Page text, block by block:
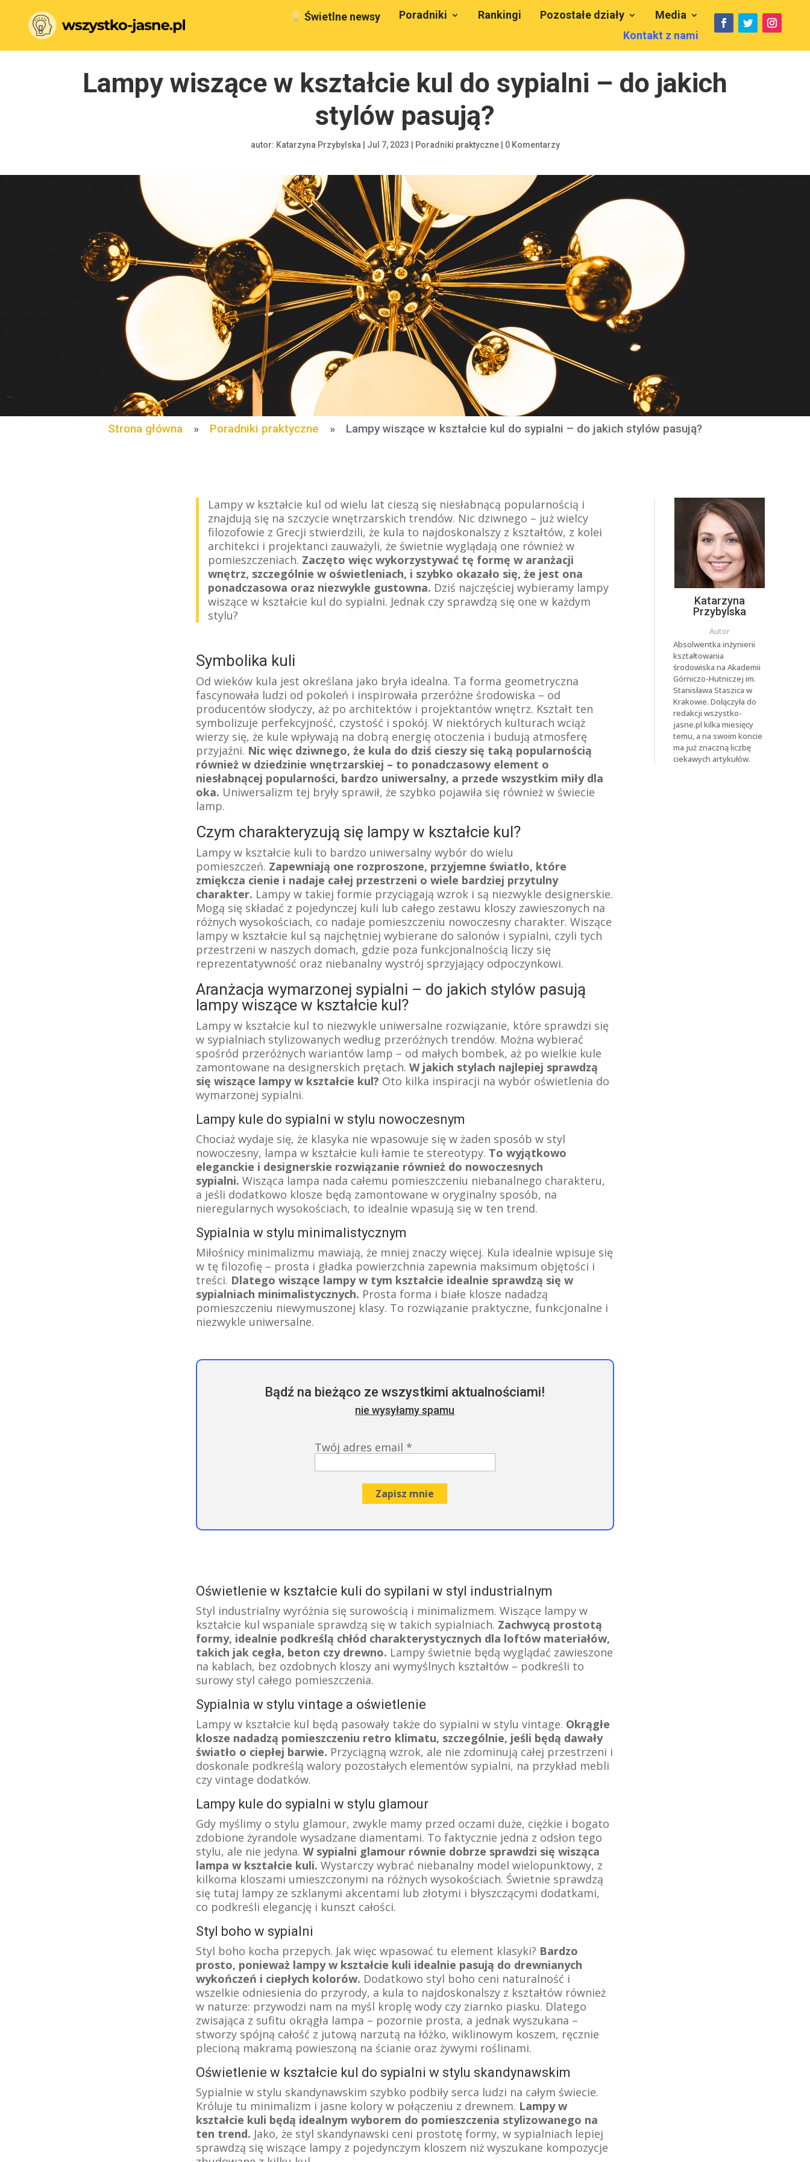
Świetlne newsy Poradniki Rankingi Pozostałe działy
Media
Kontakt z nami
Lampy wiszące w kształcie kul do sypialni – do jakich
stylów pasują?
autor: Katarzyna Przybylska Jul 7, 2023 Poradniki praktyczne| 0 Komentarzy
Strona główna » Poradniki praktyczne » Lampy wiszące w kształcie kul do sypialni – do jakich stylów pasują?
Lampy w kształcie kul od wielu lat cieszą się niesłabnącą popularnością i
znajdują się na szczycie wnętrzarskich trendów. Nic dziwnego – już wielcy
filozofowie z Grecji stwierdzili, że kula to najdoskonalszy z kształtów, z kolei
architekci i projektanci zauważyli, że świetnie wyglądają one również w
pomieszczeniach. Zaczęto więc wykorzystywać tę formę w aranżacji
wnętrz, szczególnie w oświetleniach, i szybko okazało się, że jest ona
ponadczasowa oraz niezwykle gustowna. Dziś najczęściej wybieramy lampy
wiszące w kształcie kul do sypialni. Jednak czy sprawdzą się one w każdym
stylu?
Symbolika kuli
Od wieków kula jest określana jako bryła idealna. Ta forma geometryczna
fascynowała ludzi od pokoleń i inspirowała przeróżne środowiska – od
producentów słodyczy, aż po architektów i projektantów wnętrz. Kształt ten
symbolizuje perfekcyjność, czystość i spokój. W niektórych kulturach wciąż
wierzy się, że kule wpływają na dobrą energię otoczenia i budują atmosferę
przyjaźni. Nic więc dziwnego, że kula do dziś cieszy się taką popularnością
również w dziedzinie wnętrzarskiej – to ponadczasowy element o
niesłabnącej popularności, bardzo uniwersalny, a przede wszystkim miły dla
oka. Uniwersalizm tej bryły sprawił, że szybko pojawiła się również w świecie
lamp.
Czym charakteryzują się lampy w kształcie kul?
Lampy w kształcie kuli to bardzo uniwersalny wybór do wielu
pomieszczeń. Zapewniają one rozproszone, przyjemne światło, które
zmiękcza cienie i nadaje całej przestrzeni o wiele bardziej przytulny
charakter. Lampy w takiej formie przyciągają wzrok i są niezwykle designerskie.
Mogą się składać z pojedynczej kuli lub całego zestawu kloszy zawieszonych na
różnych wysokościach, co nadaje pomieszczeniu nowoczesny charakter. Wiszące
lampy w kształcie kul są najchętniej wybierane do salonów i sypialni, czyli tych
przestrzeni w naszych domach, gdzie poza funkcjonalnością liczy się
reprezentatywność oraz niebanalny wystrój sprzyjający odpoczynkowi.
Aranżacja wymarzonej sypialni – do jakich stylów pasują
lampy wiszące w kształcie kul?
Lampy w kształcie kul to niezwykle uniwersalne rozwiązanie, które sprawdzi się
w sypialniach stylizowanych według przeróżnych trendów. Można wybierać
spośród przeróżnych wariantów lamp – od małych bombek, aż po wielkie kule
zamontowane na designerskich prętach.W jakich stylach najlepiej sprawdzą
się wiszące lampy w kształcie kul? Oto kilka inspiracji na wybór oświetlenia do
wymarzonej sypialni.
Lampy kule do sypialni w stylu nowoczesnym
Chociaż wydaje się, że klasyka nie wpasowuje się w żaden sposób w styl
nowoczesny, lampa w kształcie kuli łamie te stereotypy. To wyjątkowo
eleganckie i designerskie rozwiązanie również do nowoczesnych
sypialni. Wisząca lampa nada całemu pomieszczeniu niebanalnego charakteru,
a jeśli dodatkowo klosze będą zamontowane w oryginalny sposób, na
nieregularnych wysokościach, to idealnie wpasują się w ten trend.
Sypialnia w stylu minimalistycznym
Miłośnicy minimalizmu mawiają, że mniej znaczy więcej. Kula idealnie wpisuje się
w tę filozofię – prosta i gładka powierzchnia zapewnia maksimum objętości i
treści. Dlatego wiszące lampy w tym kształcie idealnie sprawdzą się w
sypialniach minimalistycznych. Prosta forma i białe klosze nadadzą
pomieszczeniu niewymuszonej klasy. To rozwiązanie praktyczne, funkcjonalne i
niezwykle uniwersalne.
Bądź na bieżąco ze wszystkimi aktualnościami!
nie wysyłamy spamu
Twój adres email *
Oświetlenie w kształcie kuli do sypilani w styl industrialnym
Styl industrialny wyróżnia się surowością i minimalizmem. Wiszące lampy w
kształcie kul wspaniale sprawdzą się w takich sypialniach. Zachwycą prostotą
formy, idealnie podkreślą chłód charakterystycznych dla loftów materiałów,
takich jak cegła, beton czy drewno. Lampy świetnie będą wyglądać zawieszone
na kablach, bez ozdobnych kloszy ani wymyślnych kształtów – podkreśli to
surowy styl całego pomieszczenia.
Sypialnia w stylu vintage a oświetlenie
Lampy w kształcie kul będą pasowały także do sypialni w stylu vintage. Okrągłe
klosze nadadzą pomieszczeniu retro klimatu, szczególnie, jeśli będą dawały
światło o ciepłej barwie. Przyciągną wzrok, ale nie zdominują całej przestrzeni i
doskonale podkreślą walory pozostałych elementów sypialni, na przykład mebli
czy vintage dodatków.
Lampy kule do sypialni w stylu glamour
Gdy myślimy o stylu glamour, zwykle mamy przed oczami duże, ciężkie i bogato
zdobione żyrandole wysadzane diamentami. To faktycznie jedna z odsłon tego
stylu, ale nie jedyna.W sypialni glamour równie dobrze sprawdzi się wisząca
lampa w kształcie kuli. Wystarczy wybrać niebanalny model wielopunktowy, z
kilkoma kloszami umieszczonymi na różnych wysokościach. Świetnie sprawdzą
się tutaj lampy ze szklanymi akcentami lub złotymi i błyszczącymi dodatkami,
co podkreśli elegancję i kunszt całości.
Styl boho w sypialni
Styl boho kocha przepych. Jak więc wpasować tu element klasyki? Bardzo
prosto, ponieważ lampy w kształcie kuli idealnie pasują do drewnianych
wykończeń i ciepłych kolorów. Dodatkowo styl boho ceni naturalność i
wszelkie odniesienia do przyrody, a kula to najdoskonalszy z kształtów również
w naturze: przywodzi nam na myśl kroplę wody czy ziarnko piasku. Dlatego
zwisająca z sufitu okrągła lampa – pozornie prosta, a jednak wyszukana –
stworzy spójną całość z jutową narzutą na łóżko, wiklinowym koszem, ręcznie
plecioną makramą powieszoną na ścianie oraz żywymi roślinami.
Oświetlenie w kształcie kul do sypialni w stylu skandynawskim
Sypialnie w stylu skandynawskim szybko podbiły serca ludzi na całym świecie.
Króluje tu minimalizm i jasne kolory w połączeniu z drewnem. Lampy w
kształcie kuli będą idealnym wyborem do pomieszczenia stylizowanego na
ten trend. Jako, że styl skandynawski ceni prostotę formy, w sypialniach lepiej
sprawdzą się wiszące lampy z pojedynczym kloszem niż wyszukane kompozycje
Katarzyna
Przybylska
Autor
Absolwentka inżynierii
kształtowania
środowiska na Akademii
Górniczo-Hutniczej im.
Stanisława Staszica w
Krakowie. Dołączyła do
redakcji wszystko-
jasne.pl kilka miesięcy
temu, a na swoim koncie
ma już znaczną liczbę
ciekawych artykułów.